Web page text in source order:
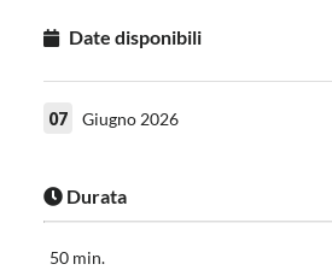
Date disponibili
07 Giugno 2026
Durata
50 min.